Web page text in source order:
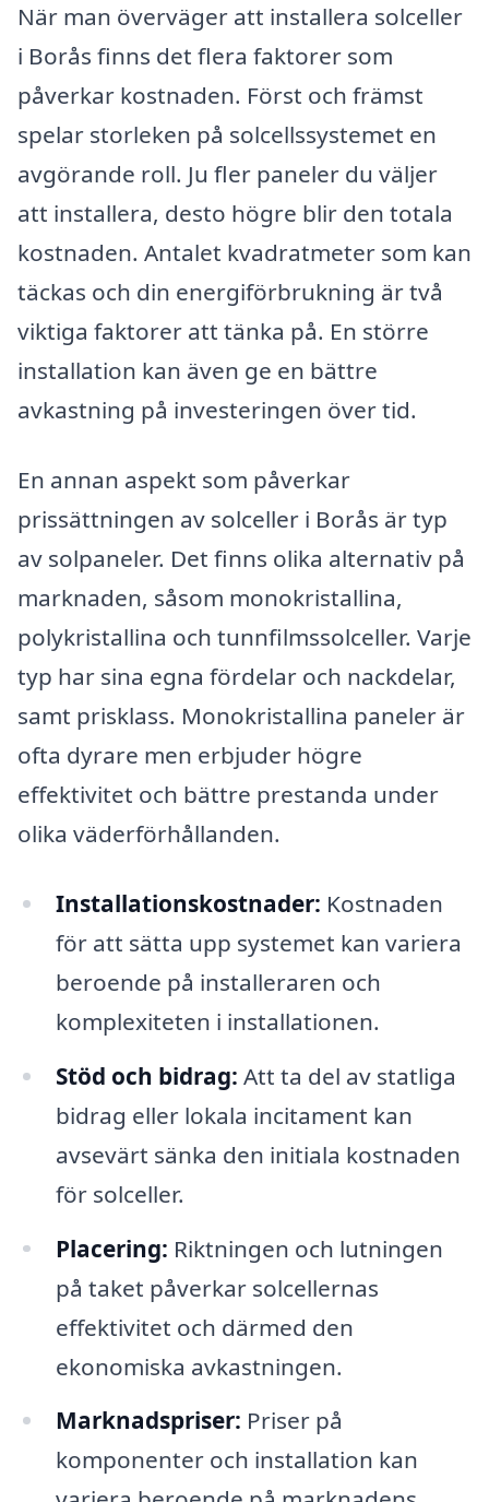
När man överväger att installera solceller
i Borås finns det flera faktorer som
påverkar kostnaden. Först och främst
spelar storleken på solcellssystemet en
avgörande roll. Ju fler paneler du väljer
att installera, desto högre blir den totala
kostnaden. Antalet kvadratmeter som kan
täckas och din energiförbrukning är två
viktiga faktorer att tänka på. En större
installation kan även ge en bättre
avkastning på investeringen över tid.
En annan aspekt som påverkar
prissättningen av solceller i Borås är typ
av solpaneler. Det finns olika alternativ på
marknaden, såsom monokristallina,
polykristallina och tunnfilmssolceller. Varje
typ har sina egna fördelar och nackdelar,
samt prisklass. Monokristallina paneler är
ofta dyrare men erbjuder högre
effektivitet och bättre prestanda under
olika väderförhållanden.
Installationskostnader: Kostnaden
för att sätta upp systemet kan variera
beroende på installeraren och
komplexiteten i installationen.
Stöd och bidrag: Att ta del av statliga
bidrag eller lokala incitament kan
avsevärt sänka den initiala kostnaden
för solceller.
Placering: Riktningen och lutningen
på taket påverkar solcellernas
effektivitet och därmed den
ekonomiska avkastningen.
Marknadspriser: Priser på
komponenter och installation kan